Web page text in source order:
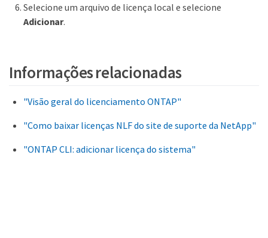
Selecione um arquivo de licença local e selecione
Adicionar.
Informações relacionadas
"Visão geral do licenciamento ONTAP"
"Como baixar licenças NLF do site de suporte da NetApp"
"ONTAP CLI: adicionar licença do sistema"